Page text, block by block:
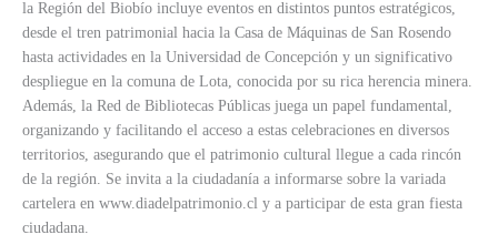
la Región del Biobío incluye eventos en distintos puntos estratégicos,
desde el tren patrimonial hacia la Casa de Máquinas de San Rosendo
hasta actividades en la Universidad de Concepción y un significativo
despliegue en la comuna de Lota, conocida por su rica herencia minera.
Además, la Red de Bibliotecas Públicas juega un papel fundamental,
organizando y facilitando el acceso a estas celebraciones en diversos
territorios, asegurando que el patrimonio cultural llegue a cada rincón
de la región. Se invita a la ciudadanía a informarse sobre la variada
cartelera en www.diadelpatrimonio.cl y a participar de esta gran fiesta
ciudadana.